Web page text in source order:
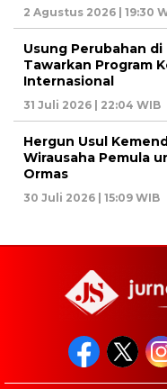
2 Agustus 2026 | 19:30
Usung Perubahan di
Tawarkan Program
Internasional
31 Juli 2026 | 22:04 WIB
Hergun Usul
Wirausaha Pemula
Ormas
30 Juli 2026 | 15:09 WIB